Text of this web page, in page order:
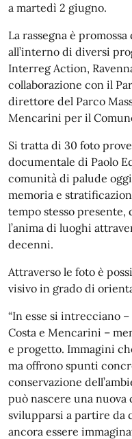
a martedì 2 giugno.
La rassegna è
all’interno di diversi
Interreg Action,
collaborazione con il
direttore del Parco
Mencarini per il
Si tratta di 30 foto
documentale di Paolo
comunità di palude
memoria e
tempo stesso
l’anima di luoghi
decenni.
Attraverso le foto è
visivo in grado di
“In esse si intrecciano
Costa e Mencarini –
e progetto. Immagini
ma offrono spunti
conservazione
può nascere una
svilupparsi a partire da
ancora essere